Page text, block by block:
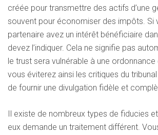
créée pour transmettre des actifs d’une
souvent pour économiser des impôts. Si
partenaire avez un intérêt bénéficiaire
devez l’indiquer. Cela ne signifie pas
le trust sera vulnérable à une ordonnance
vous éviterez ainsi les critiques du tribunal
de fournir une divulgation fidèle et
Il existe de nombreux types de fiducies
eux demande un traitement différent.